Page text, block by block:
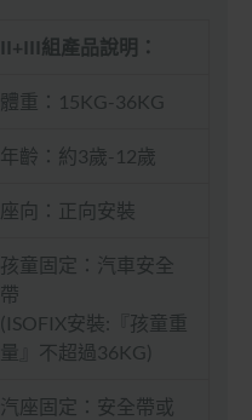
II+III組產品說明：
體重：15KG-36KG
年齡：約3歲-12歲
座向：正向安裝
孩童固定：汽車安全
帶
(ISOFIX安裝:『孩童重
量』不超過36KG)
汽座固定：安全帶或